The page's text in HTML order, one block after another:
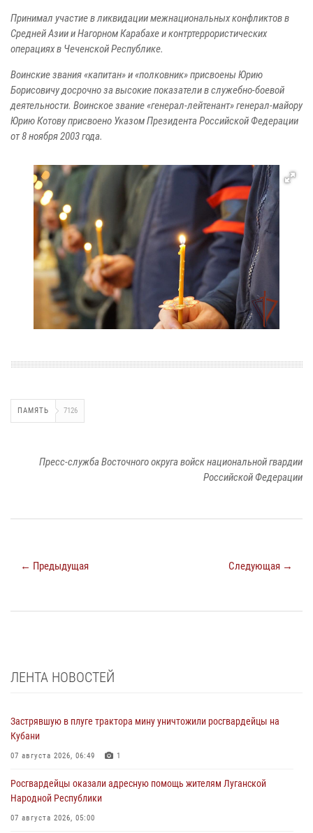
Принимал участие в ликвидации межнациональных конфликтов в
Средней Азии и Нагорном Карабахе и контртеррористических
операциях в Чеченской Республике.
Воинские звания «капитан» и «полковник» присвоены Юрию
Борисовичу досрочно за высокие показатели в служебно-боевой
деятельности. Воинское звание «генерал-лейтенант» генерал-майору
Юрию Котову присвоено Указом Президента Российской Федерации
от 8 ноября 2003 года.
ПАМЯТЬ 7126
Пресс-служба Восточного округа войск национальной гвардии
Российской Федерации
← Предыдущая Следующая →
ЛЕНТА НОВОСТЕЙ
Застрявшую в плуге трактора мину уничтожили росгвардейцы на
Кубани
07 августа 2026, 06:49 1
Росгвардейцы оказали адресную помощь жителям Луганской
Народной Республики
07 августа 2026, 05:00